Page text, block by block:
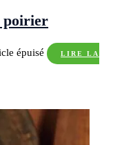
poirier
épuisé LIRE LA